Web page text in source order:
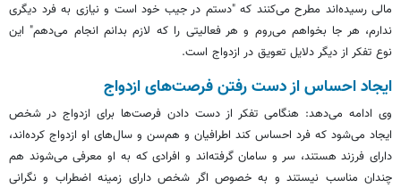
مالی رسیده‌اند مطرح می‌کنند که "دستم در جیب خود است و نیازی به فرد دیگری
ندارم، هر جا بخواهم می‌روم و هر فعالیتی را که لازم بدانم انجام می‌دهم" این
نوع تفکر از دیگر دلایل تعویق در ازدواج است.
ایجاد احساس از دست رفتن فرصت‌های ازدواج
وی ادامه می‌دهد: هنگامی تفکر از دست دادن فرصت‌ها برای ازدواج در شخص
ایجاد می‌شود که فرد احساس کند اطرافیان و هم‌سن و سال‌های او ازدواج کرده‌اند،
دارای فرزند هستند، سر و سامان گرفته‌اند و افرادی که به او معرفی می‌شوند هم
چندان مناسب نیستند و به خصوص اگر شخص دارای زمینه اضطراب و نگرانی